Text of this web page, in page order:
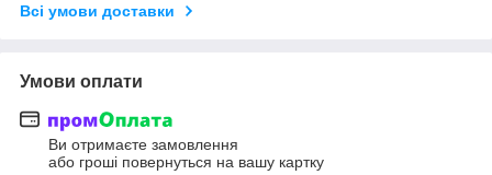
Всі умови доставки
Умови оплати
Ви отримаєте замовлення
або гроші повернуться на вашу картку